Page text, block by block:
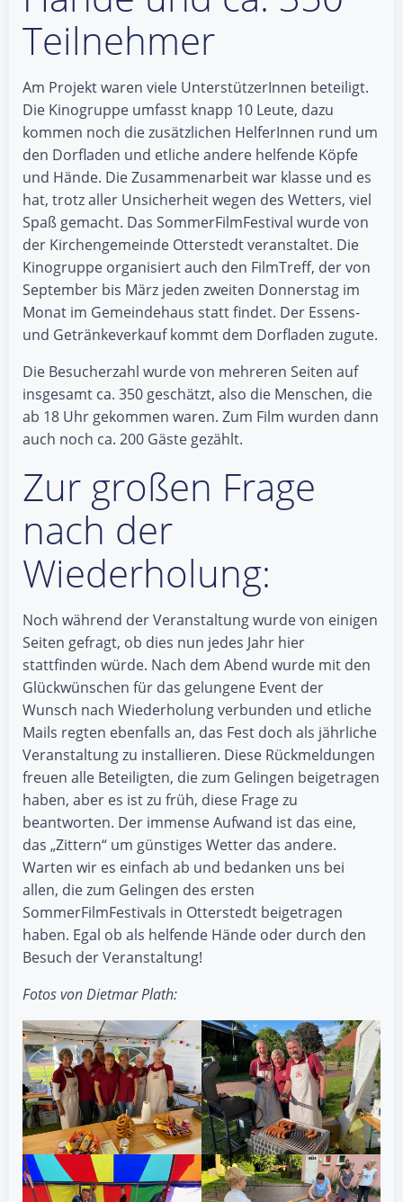
Teilnehmer
Am Projekt waren viele UnterstützerInnen beteiligt.
Die Kinogruppe umfasst knapp 10 Leute, dazu
kommen noch die zusätzlichen HelferInnen rund um
den Dorfladen und etliche andere helfende Köpfe
und Hände. Die Zusammenarbeit war klasse und es
hat, trotz aller Unsicherheit wegen des Wetters, viel
Spaß gemacht. Das SommerFilmFestival wurde von
der Kirchengemeinde Otterstedt veranstaltet. Die
Kinogruppe organisiert auch den FilmTreff, der von
September bis März jeden zweiten Donnerstag im
Monat im Gemeindehaus statt findet. Der Essens-
und Getränkeverkauf kommt dem Dorfladen zugute.
Die Besucherzahl wurde von mehreren Seiten auf
insgesamt ca. 350 geschätzt, also die Menschen, die
ab 18 Uhr gekommen waren. Zum Film wurden dann
auch noch ca. 200 Gäste gezählt.
Zur großen Frage
nach der
Wiederholung:
Noch während der Veranstaltung wurde von einigen
Seiten gefragt, ob dies nun jedes Jahr hier
stattfinden würde. Nach dem Abend wurde mit den
Glückwünschen für das gelungene Event der
Wunsch nach Wiederholung verbunden und etliche
Mails regten ebenfalls an, das Fest doch als jährliche
Veranstaltung zu installieren. Diese Rückmeldungen
freuen alle Beteiligten, die zum Gelingen beigetragen
haben, aber es ist zu früh, diese Frage zu
beantworten. Der immense Aufwand ist das eine,
das „Zittern“ um günstiges Wetter das andere.
Warten wir es einfach ab und bedanken uns bei
allen, die zum Gelingen des ersten
SommerFilmFestivals in Otterstedt beigetragen
haben. Egal ob als helfende Hände oder durch den
Besuch der Veranstaltung!
Fotos von Dietmar Plath: